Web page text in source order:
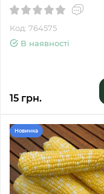
Код: 764575
В наявності
15 грн.
Новинка